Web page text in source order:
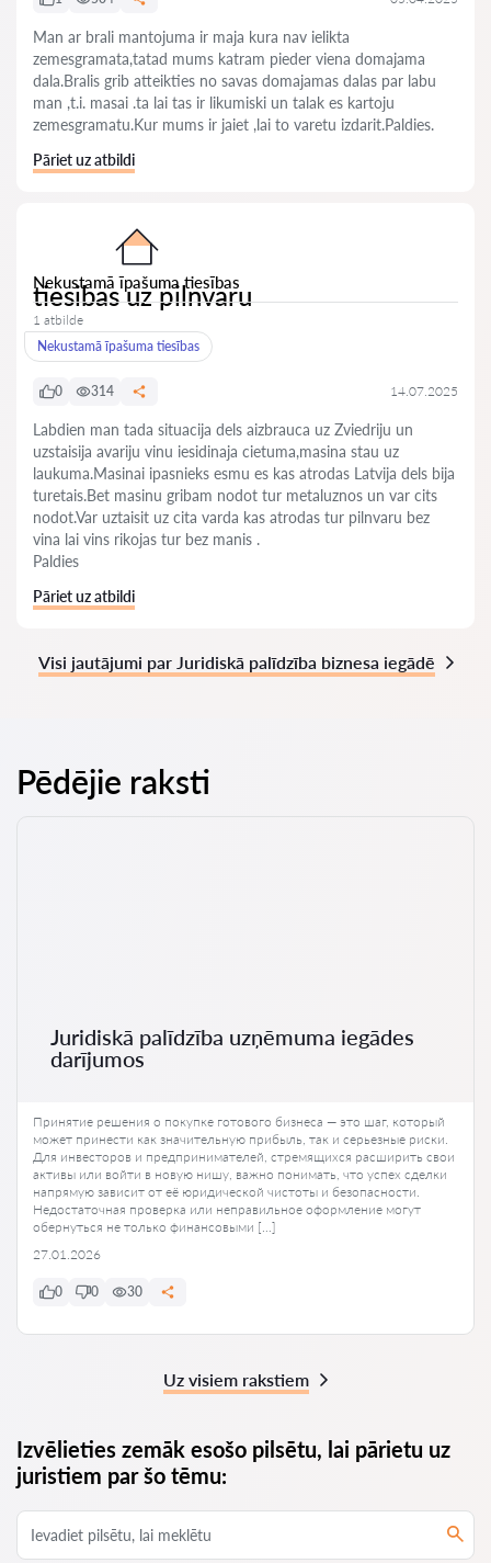
Man ar brali mantojuma ir maja kura nav ielikta
zemesgramata,tatad mums katram pieder viena domajama
dala.Bralis grib atteikties no savas domajamas dalas par labu
man ,t.i. masai .ta lai tas ir likumiski un talak es kartoju
zemesgramatu.Kur mums ir jaiet ,lai to varetu izdarit.Paldies.
Pāriet uz atbildi
Nekustamā īpašuma tiesības
tiesibas uz pilnvaru
1 atbilde
Nekustamā īpašuma tiesības
0 314 14.07.2025
Labdien man tada situacija dels aizbrauca uz Zviedriju un
uzstaisija avariju vinu iesidinaja cietuma,masina stau uz
laukuma.Masinai ipasnieks esmu es kas atrodas Latvija dels bija
turetais.Bet masinu gribam nodot tur metaluznos un var cits
nodot.Var uztaisit uz cita varda kas atrodas tur pilnvaru bez
vina lai vins rikojas tur bez manis .
Paldies
Pāriet uz atbildi
Visi jautājumi par Juridiskā palīdzība biznesa iegādē
Pēdējie raksti
Juridiskā palīdzība uzņēmuma iegādes
darījumos
Принятие решения о покупке готового бизнеса — это шаг, который
может принести как значительную прибыль, так и серьезные риски.
Для инвесторов и предпринимателей, стремящихся расширить свои
активы или войти в новую нишу, важно понимать, что успех сделки
напрямую зависит от её юридической чистоты и безопасности.
Недостаточная проверка или неправильное оформление могут
обернуться не только финансовыми […]
27.01.2026
0 0 30
Uz visiem rakstiem
Izvēlieties zemāk esošo pilsētu, lai pārietu uz
juristiem par šo tēmu: